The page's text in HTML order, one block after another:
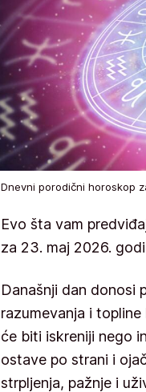
Dnevni porodični horoskop
Evo šta vam
za 23. maj 2026.
Današnji dan donosi
razumevanja i
će biti iskreniji nego
ostave po strani i
strpljenja, pažnje i